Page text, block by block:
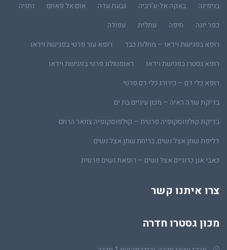
בנימינה
באקה אל-ע'רביה גבעת עדה אום אל פאחם
נתניה
כפר יונה
חיפה עתלית
עפולה
רופא בפגישת וידאו – מחלות כבד
רופא עור פרטי בפגישת וידאו
רופא גסטרו בפגישת וידאו
ראומטולוג פרטי בפגישת וידאו
רופא כלי דם – כירורג כלי דם פרטי
בדיקת שדה ראיה – מכון עיניים בת ים
בדיקת קולפוסקופיה פרטית – קולפוסקופיה צוואר הרחם
דליפת שתן אצל נשים, בריחת שתן אצל נשים
כאבי אגן כרוניים אצל נשים – רופאת נשים פרטית
צרו איתנו קשר
מכון גסטרו חדרה